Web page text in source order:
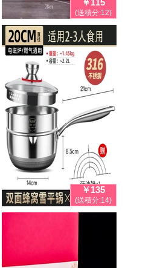
￥115
(送積分:12)
￥135
(送積分:14)